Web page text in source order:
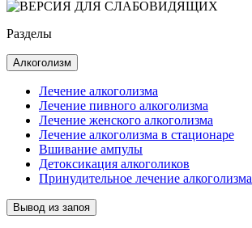
Разделы
Алкоголизм
Лечение алкоголизма
Лечение пивного алкоголизма
Лечение женского алкоголизма
Лечение алкоголизма в стационаре
Вшивание ампулы
Детоксикация алкоголиков
Принудительное лечение алкоголизма
Вывод из запоя